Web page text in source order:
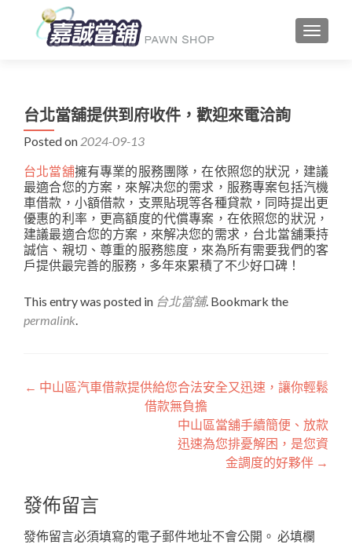
台北當舖提供到府收件，歡迎來電洽詢
Posted on 2024-09-13
台北當舖擁有專業的服務團隊，在依照您的狀況，建議
最適合您的方案，來解决您的需求，服務專案包括汽機
車借款，小額借款，支票貼現等各種貸款，同時提出更
優惠的利率，更高額度的代償專案，在依照您的狀況，
建議最適合您的方案，來解决您的需求，台北當舖秉持
誠信、親切、尊重的服務態度，來為所有需要我們的客
戶提供最完善的服務，多年來累積了不少好口碑！
This entry was posted in 台北當舖. Bookmark the
permalink.
文
← 中山區汽車借款提供給您合法安全又迅速，讓你輕鬆
借款無負擔
中山區當舖手續簡便、放款
迅速為您排憂解困，是您資
金調度的好夥伴 →
發佈留言
發佈留言必須填寫的電子郵件地址不會公開。 必填欄